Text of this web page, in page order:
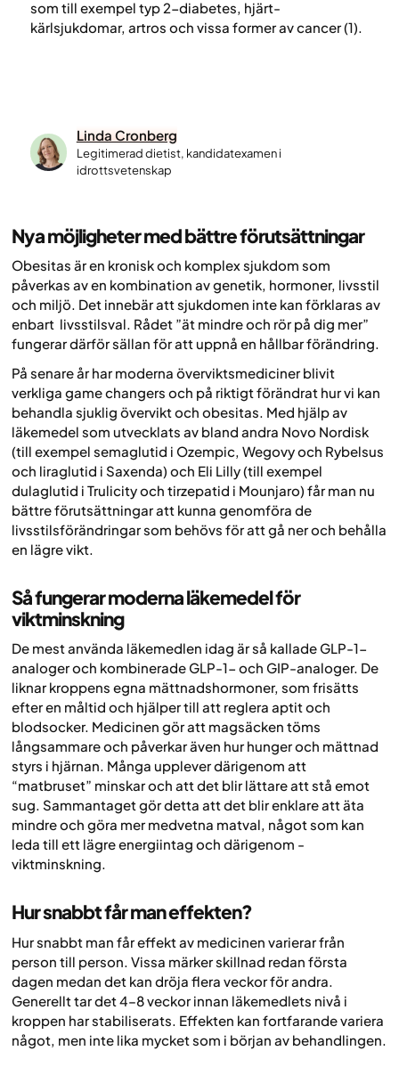
som till exempel typ 2-diabetes, hjärt-
kärlsjukdomar, artros och vissa former av cancer (1).
Linda Cronberg
Legitimerad dietist, kandidatexamen i
idrottsvetenskap
Nya möjligheter med bättre förutsättningar
Obesitas är en kronisk och komplex sjukdom som
påverkas av en kombination av genetik, hormoner, livsstil
och miljö. Det innebär att sjukdomen inte kan förklaras av
enbart livsstilsval. Rådet ”ät mindre och rör på dig mer”
fungerar därför sällan för att uppnå en hållbar förändring.
På senare år har moderna överviktsmediciner blivit
verkliga game changers och på riktigt förändrat hur vi kan
behandla sjuklig övervikt och obesitas. Med hjälp av
läkemedel som utvecklats av bland andra Novo Nordisk
(till exempel semaglutid i Ozempic, Wegovy och Rybelsus
och liraglutid i Saxenda) och Eli Lilly (till exempel
dulaglutid i Trulicity och tirzepatid i Mounjaro) får man nu
bättre förutsättningar att kunna genomföra de
livsstilsförändringar som behövs för att gå ner och behålla
en lägre vikt.
Så fungerar moderna läkemedel för
viktminskning
De mest använda läkemedlen idag är så kallade GLP-1-
analoger och kombinerade GLP-1- och GIP-analoger. De
liknar kroppens egna mättnadshormoner, som frisätts
efter en måltid och hjälper till att reglera aptit och
blodsocker. Medicinen gör att magsäcken töms
långsammare och påverkar även hur hunger och mättnad
styrs i hjärnan. Många upplever därigenom att
“matbruset” minskar och att det blir lättare att stå emot
sug. Sammantaget gör detta att det blir enklare att äta
mindre och göra mer medvetna matval, något som kan
leda till ett lägre energiintag och därigenom -
viktminskning.
Hur snabbt får man effekten?
Hur snabbt man får effekt av medicinen varierar från
person till person. Vissa märker skillnad redan första
dagen medan det kan dröja flera veckor för andra.
Generellt tar det 4–8 veckor innan läkemedlets nivå i
kroppen har stabiliserats. Effekten kan fortfarande variera
något, men inte lika mycket som i början av behandlingen.